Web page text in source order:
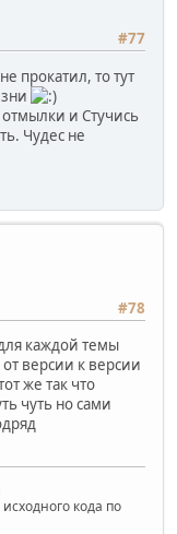
#77
прокатил, то тут
и Стучись
Чудес не
#78
каждой темы
версии к версии
же так что
чуть но сами
кода по